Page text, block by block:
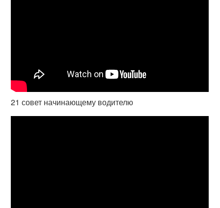
21 совет начинающему водителю